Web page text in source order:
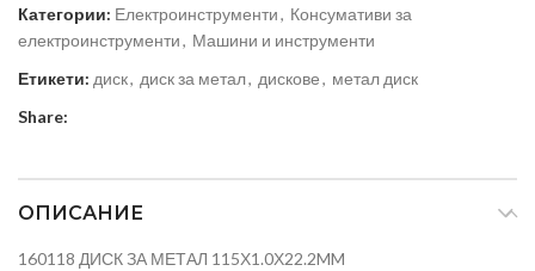
Категории: Електроинструменти, Консумативи за
електроинструменти, Машини и инструменти
Етикети: диск, диск за метал, дискове, метал диск
Share:
ОПИСАНИЕ
160118 ДИСК ЗА МЕТАЛ 115Х1.0Х22.2MM